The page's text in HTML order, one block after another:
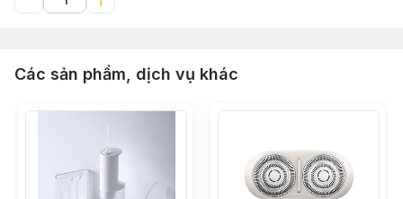
Các sản phẩm, dịch vụ khác